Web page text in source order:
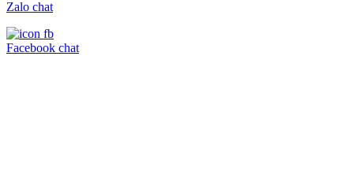
Zalo chat
Facebook chat